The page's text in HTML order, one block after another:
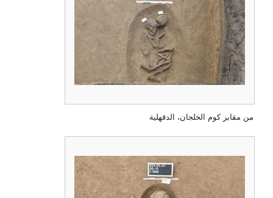
من مقابر كوم الخلجان، الدقهلية